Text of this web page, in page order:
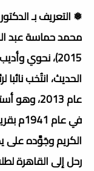
❅ التعريف بـ
2015)، نحوي
الحديث، انتُخب
عام 2013،
في
الكريم وجَوَّده على
رحل إلى القاهرة